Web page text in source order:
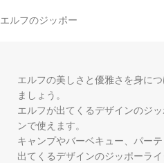
エルフのジッポー
エルフの美しさと優雅さを身に
ましょう。
エルフが出てくるデザインのジ
ンで使えます。
キャンプやバーベキュー、パー
出てくるデザインのジッポーラ